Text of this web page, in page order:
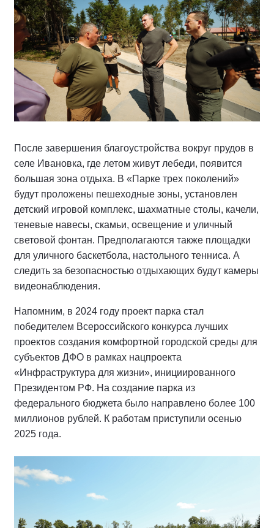
После завершения благоустройства вокруг прудов в
селе Ивановка, где летом живут лебеди, появится
большая зона отдыха. В «Парке трех поколений»
будут проложены пешеходные зоны, установлен
детский игровой комплекс, шахматные столы, качели,
теневые навесы, скамьи, освещение и уличный
световой фонтан. Предполагаются также площадки
для уличного баскетбола, настольного тенниса. А
следить за безопасностью отдыхающих будут камеры
видеонаблюдения.
Напомним, в 2024 году проект парка стал
победителем Всероссийского конкурса лучших
проектов создания комфортной городской среды для
субъектов ДФО в рамках нацпроекта
«Инфраструктура для жизни», инициированного
Президентом РФ. На создание парка из
федерального бюджета было направлено более 100
миллионов рублей. К работам приступили осенью
2025 года.